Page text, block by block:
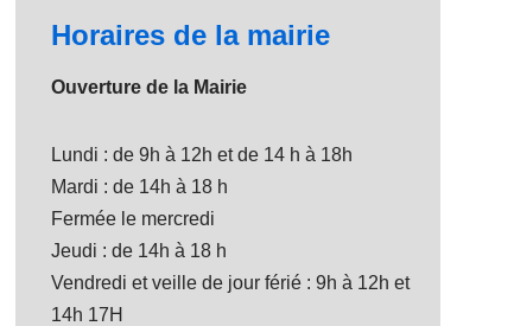
Horaires de la mairie
Ouverture de la Mairie
Lundi : de 9h à 12h et de 14 h à 18h
Mardi : de 14h à 18 h
Fermée le mercredi
Jeudi : de 14h à 18 h
Vendredi et veille de jour férié : 9h à 12h et
14h 17H